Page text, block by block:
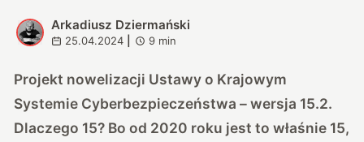
A
Arkadiusz Dziermański
25.04.2024 9 min
Projekt nowelizacji Ustawy o Krajowym
Systemie Cyberbezpieczeństwa – wersja 15.2.
Dlaczego 15? Bo od 2020 roku jest to właśnie 15,